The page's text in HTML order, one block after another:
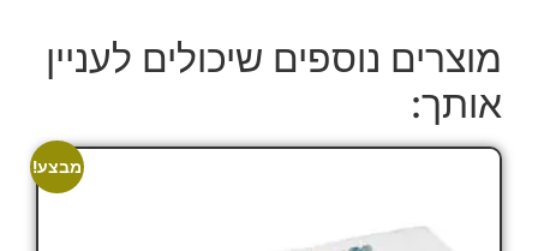
מוצרים נוספים שיכולים לעניין
אותך:
מבצע!